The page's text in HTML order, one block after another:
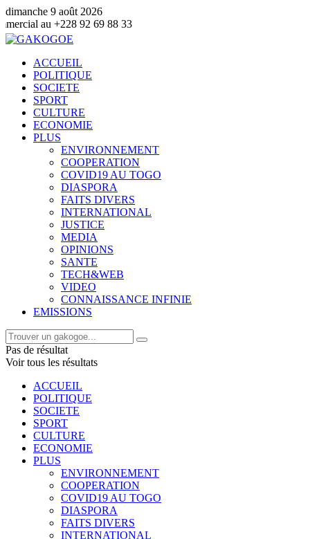
dimanche 9 août 2026
92 69 88 33
ACCUEIL
POLITIQUE
SOCIETE
SPORT
CULTURE
ECONOMIE
PLUS
ENVIRONNEMENT
COOPERATION
COVID19 AU TOGO
DIASPORA
FAITS DIVERS
INTERNATIONAL
JUSTICE
MEDIA
OPINIONS
SANTE
TECH&WEB
VIDEO
CONNAISSANCE INFINIE
EMISSIONS
Pas de résultat
Voir tous les résultats
ACCUEIL
POLITIQUE
SOCIETE
SPORT
CULTURE
ECONOMIE
PLUS
ENVIRONNEMENT
COOPERATION
COVID19 AU TOGO
DIASPORA
FAITS DIVERS
INTERNATIONAL